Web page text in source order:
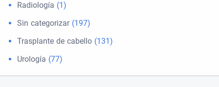
Radiología (1)
Sin categorizar(197)
Trasplante de cabello (131)
Urología (77)